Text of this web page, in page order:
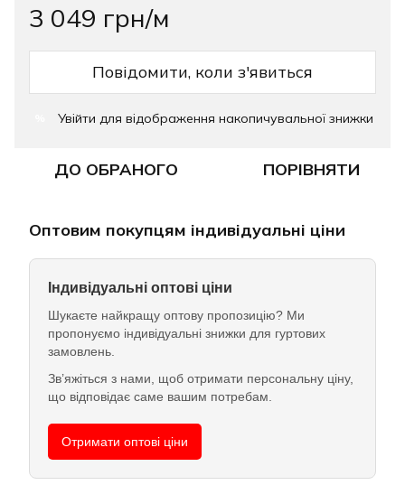
3 049 грн/м
Повідомити, коли з'явиться
Увійти для відображення накопичувальної знижки
ДО ОБРАНОГО ПОРІВНЯТИ
Оптовим покупцям індивідуальні ціни
Індивідуальні оптові ціни
Шукаєте найкращу оптову пропозицію? Ми
пропонуємо індивідуальні знижки для гуртових
замовлень.
Зв’яжіться з нами, щоб отримати персональну ціну,
що відповідає саме вашим потребам.
Отримати оптові ціни